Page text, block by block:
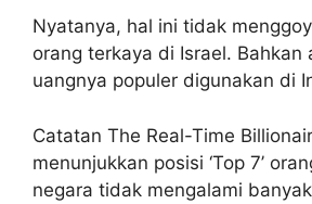
Nyatanya, hal ini tidak
orang terkaya di Israel. Bahkan
uangnya populer digunakan di
Catatan The Real-Time
menunjukkan posisi ‘Top 7’
negara tidak mengalami